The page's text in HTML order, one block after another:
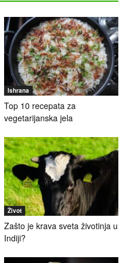
Ishrana
Top 10 recepata za
vegetarijanska jela
Život
Zašto je krava sveta životinja u
Indiji?